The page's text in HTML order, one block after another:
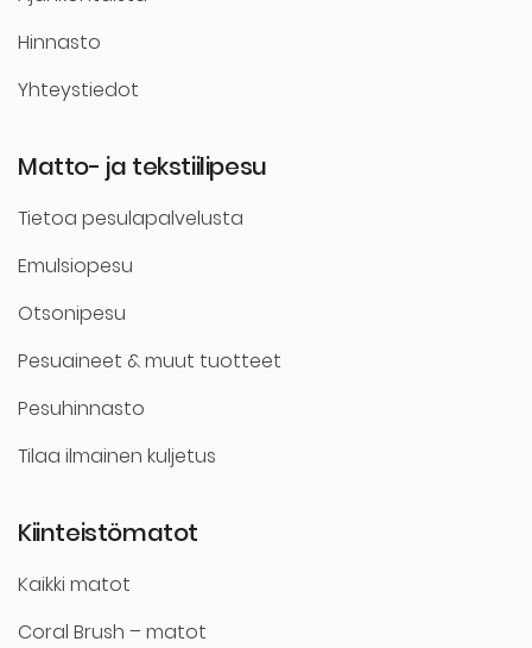
Hinnasto
Yhteystiedot
Matto- ja tekstiilipesu
Tietoa pesulapalvelusta
Emulsiopesu
Otsonipesu
Pesuaineet & muut tuotteet
Pesuhinnasto
Tilaa ilmainen kuljetus
Kiinteistömatot
Kaikki matot
Coral Brush – matot